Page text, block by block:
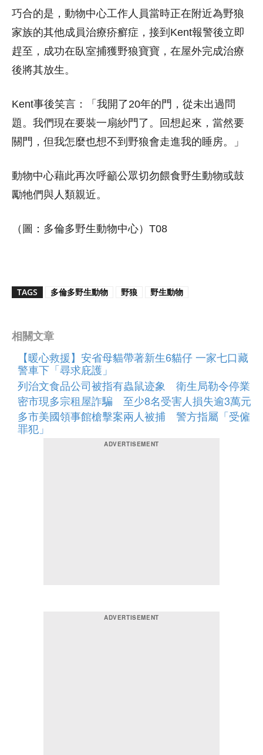
巧合的是，動物中心工作人員當時正在附近為野狼
家族的其他成員治療疥癬症，接到Kent報警後立即
趕至，成功在臥室捕獲野狼寶寶，在屋外完成治療
後將其放生。
Kent事後笑言：「我開了20年的門，從未出過問
題。我們現在要裝一扇紗門了。回想起來，當然要
關門，但我怎麼也想不到野狼會走進我的睡房。」
動物中心藉此再次呼籲公眾切勿餵食野生動物或鼓
勵牠們與人類親近。
（圖：多倫多野生動物中心）T08
TAGS 多倫多野生動物 野狼 野生動物
相關文章
【暖心救援】安省母貓帶著新生6貓仔 一家七口藏
警車下「尋求庇護」
列治文食品公司被指有蟲鼠迹象 衛生局勒令停業
密市現多宗租屋詐騙 至少8名受害人損失逾3萬元
多市美國領事館槍擊案兩人被捕 警方指屬「受僱
罪犯」